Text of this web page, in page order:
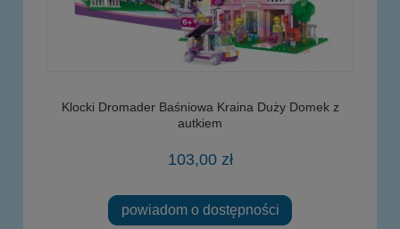
Klocki Dromader Baśniowa Kraina Duży Domek z
autkiem
103,00 zł
powiadom o dostępności